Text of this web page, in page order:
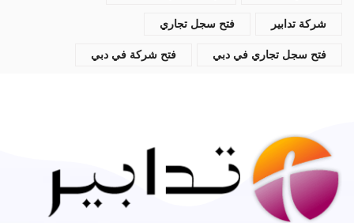
شركة تدابير فتح سجل تجاري
فتح سجل تجاري في دبي فتح شركة في دبي